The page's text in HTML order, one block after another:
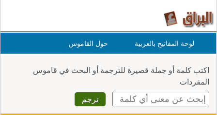
لوحة المفاتيح بالعربية حول القاموس
اكتب كلمة أو جملة قصيرة للترجمة أو البحث في قاموس
المفردات